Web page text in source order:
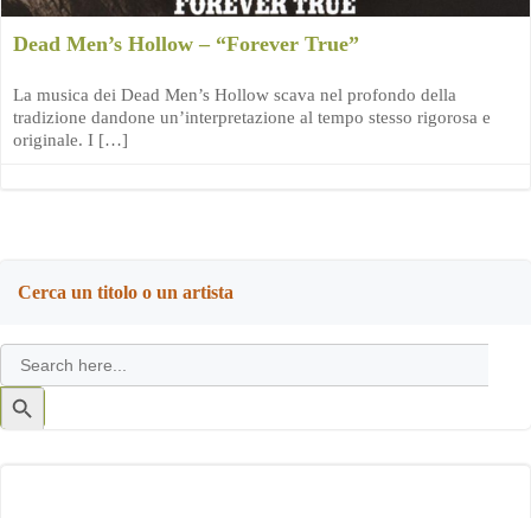
Dead Men’s Hollow – “Forever True”
La musica dei Dead Men’s Hollow scava nel profondo della
tradizione dandone un’interpretazione al tempo stesso rigorosa e
originale. I […]
Cerca un titolo o un artista
Search
for:
Search
Button